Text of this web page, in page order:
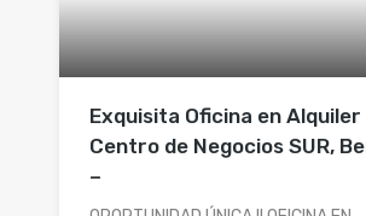
Exquisita Oficina en Alquiler
Centro de Negocios SUR,
–